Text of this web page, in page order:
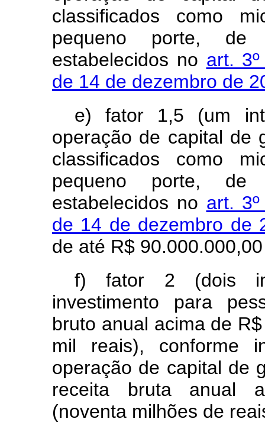
classificados como
pequeno porte,
estabelecidos no art.
de 14 de dezembro de
e) fator 1,5 (um
operação de capital de
classificados como
pequeno porte,
estabelecidos no art.
de 14 de dezembro de
de até R$
f) fator 2 (dois
investimento para
bruto anual acima de
mil reais), conforme
operação de capital de
receita bruta anual
(noventa milhões de